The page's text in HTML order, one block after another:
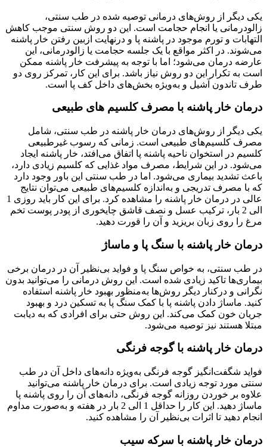
یکی دیگر از روش‌های درمانی توصیه شده در طب سنتی،
زالودرمانی یا انجام حجامت است. این دو روش سنتی موجب کاهش
التهابات و تورم موجود در پاشنه پا و درنهایت ازبین رفتن خار پاشنه
می‌شوند. در اکثر مواقع با یک جلسه حجامت یا زالودرمانی، این
عارضه درمان می‌شود؛ اما با توجه به پیشرفت خار پاشنه ممکن
است به تکرار این دو روش نیاز باشد. برای این کار، تمرکز روی دو
طرف تاندون آشیل و به‌ویژه بخش‌های داخل کف پا است.
درمان خار پاشنه با مصرف کلسیم های طبیعی
یکی دیگر از روش‌های درمان خار پاشنه در طب سنتی، شامل
مصرف کلسیم‌های طبیعی است. زمانی که رسوب غیرطبیعی
کلسیم در استخوان ناحیه پاشنه پا اتفاق می‌افتد، خار پاشنه ایجاد
می‌شود. در این شرایط، مصرف مواد غذایی که کلسیم زیادی دارد،
باعث تشدید بیماری می‌شود. اما در طب سنتی این باور وجود دارد
که با مصرف تدریجی و به‌اندازه کلسیم‌های طبیعی می‌توان نتایج
عالی در درمان خار پاشنه را مشاهده کرد. برای این کار باید روزی 1
الی 2 بار، ترکیب عسل و نصف قاشق چایخوری از پودر پوست تخم
مرغ را روی زبان بریزید و آن را قورت دهید.
درمان خار پاشنه با سنگ پا و ماساژ
در طب سنتی، به خواص سنگ پا و فواید بی‌نظیر آن در درمان برخی
بیماری‌ها تاکید زیادی شده است. این روش درمانی را می‌توانید بدون
نگرانی و درکنار دیگر روش‌ها به‌منظور بهبود خار پاشنه استفاده
کنید. ماساژ دادن پاشنه پا با کمک سنگ پا به تسکین درد و بهبود
جریان خون کمک می‌کند. این روش حتی برای افرادی که به دیابت
مبتلا هستند نیز توصیه می‌شود.
درمان خار پاشنه با گوجه فرنگی
فواید شگفت‌انگیز گوجه فرنگی به‌ویژه دانه‌های داخل آن در طب
سنتی مورد توجه زیادی است. برای درمان خار پاشنه می‌توانید
علاوه بر خوردن روزانه گوجه فرنگی، دانه‌های آن را روی پاشنه پا
ماساژ دهید. این کار را حداقل 1 الی 2 بار در هفته و به‌صورت مداوم
انجام دهید تا اثرات بی‌نظیر آن را مشاهده کنید.
درمان خار پاشنه با سرکه سیب